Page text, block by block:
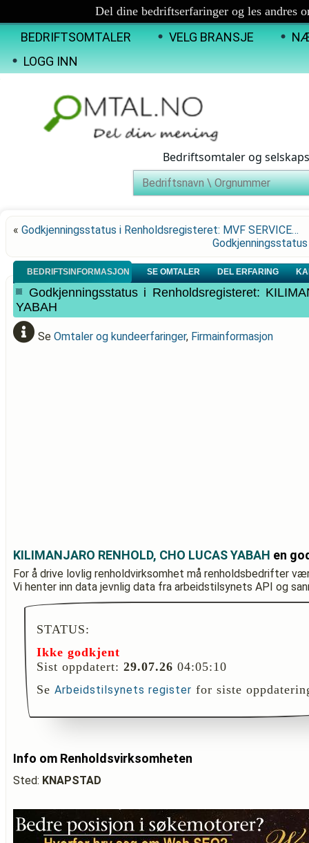
Del dine bedriftserfaringer og les andres
BEDRIFTSOMTALER VELG BRANSJE
LOGG INN
Bedriftsomtaler og
« Godkjenningsstatus i Renholdsregisteret: MVF SERVICE…
BEDRIFTSINFORMASJON SE OMTALER DEL ERFARING
Godkjenningsstatus i Renholdsregisteret:
YABAH
Se Omtaler og kundeerfaringer, Firmainformasjon
KILIMANJARO RENHOLD, CHO LUCAS YABAH en
For å drive lovlig renholdvirksomhet må renholdsbedrifter
Vi henter inn data jevnlig data fra arbeidstilsynets API og
STATUS:
Ikke godkjent
Sist oppdatert: 29.07.26 04:05:10
Se Arbeidstilsynets register for siste
Info om Renholdsvirksomheten
Sted: KNAPSTAD